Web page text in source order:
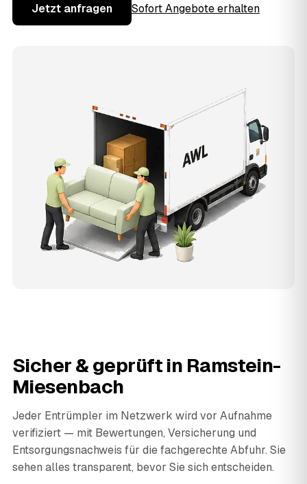
Jetzt anfragen Sofort Angebote erhalten
Sicher & geprüft in Ramstein-
Miesenbach
Jeder Entrümpler im Netzwerk wird vor Aufnahme
verifiziert — mit Bewertungen, Versicherung und
Entsorgungsnachweis für die fachgerechte Abfuhr. Sie
sehen alles transparent, bevor Sie sich entscheiden.